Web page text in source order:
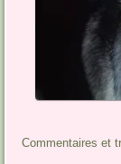
Commentaires et